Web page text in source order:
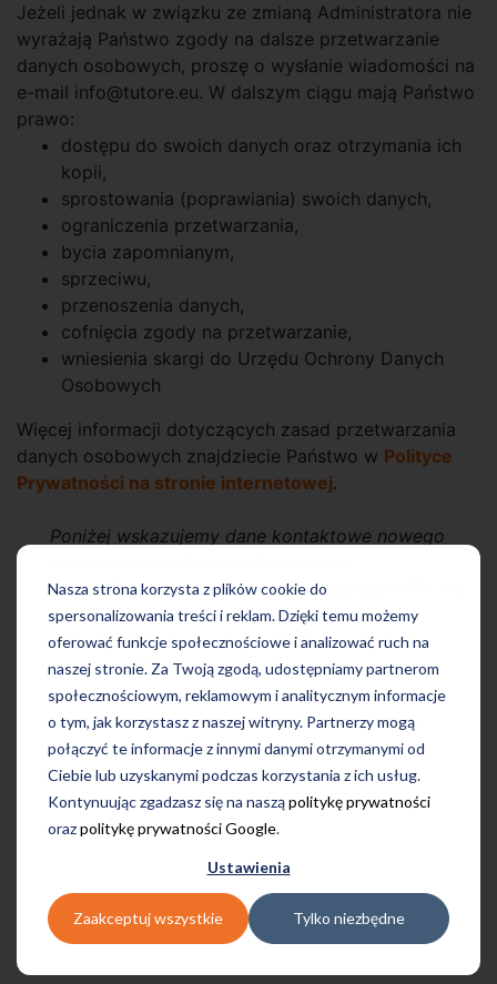
Nasza strona korzysta z plików cookie do
spersonalizowania treści i reklam. Dzięki temu możemy
oferować funkcje społecznościowe i analizować ruch na
naszej stronie. Za Twoją zgodą, udostępniamy partnerom
społecznościowym, reklamowym i analitycznym informacje
o tym, jak korzystasz z naszej witryny. Partnerzy mogą
połączyć te informacje z innymi danymi otrzymanymi od
Ciebie lub uzyskanymi podczas korzystania z ich usług.
Kontynuując zgadzasz się na nasząpolitykę prywatności
orazpolitykę prywatności Google.
Ustawienia
Zaakceptuj wszystkie Tylko niezbędne
Jeżeli jednak w związku ze zmianą Administratora nie
wyrażają Państwo zgody na dalsze przetwarzanie
danych osobowych, proszę o wysłanie wiadomości na
e-mail info@tutore.eu. W dalszym ciągu mają Państwo
prawo:
dostępu do swoich danych oraz otrzymania ich
kopii,
sprostowania (poprawiania) swoich danych,
ograniczenia przetwarzania,
bycia zapomnianym,
sprzeciwu,
przenoszenia danych,
cofnięcia zgody na przetwarzanie,
wniesienia skargi do Urzędu Ochrony Danych
Osobowych
Więcej informacji dotyczących zasad przetwarzania
danych osobowych znajdziecie Państwo w Polityce
Prywatności na stronie internetowej.
Poniżej wskazujemy dane kontaktowe nowego
Tutore Poland sp. z o.o., ul. Piotrkowska 157A, 90-
440 Łódź
KRS 0000670834, NIP: 7272812193, REGON:
366891567
sąd rejestrowy: Sąd Rejonowy dla Łodzi-
Śródmieścia w Łodzi, XX Wydział Krajowego
Rejestru Sądowego
kapitał zakładowy: 3 500 000 zł